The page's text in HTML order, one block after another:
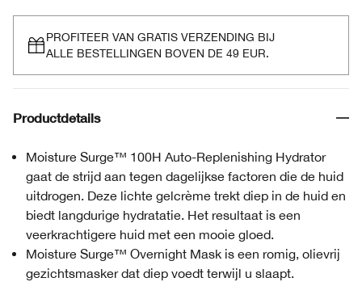
PROFITEER VAN GRATIS VERZENDING BIJ
ALLE BESTELLINGEN BOVEN DE 49 EUR.
Productdetails
Moisture Surge™ 100H Auto-Replenishing Hydrator
gaat de strijd aan tegen dagelijkse factoren die de huid
uitdrogen. Deze lichte gelcrème trekt diep in de huid en
biedt langdurige hydratatie. Het resultaat is een
veerkrachtigere huid met een mooie gloed.
Moisture Surge™ Overnight Mask is een romig, olievrij
gezichtsmasker dat diep voedt terwijl u slaapt.